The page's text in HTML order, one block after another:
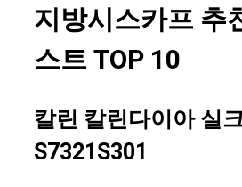
지방시스카프 추
스트 TOP 10
칼린 칼린다이아 실
S7321S301